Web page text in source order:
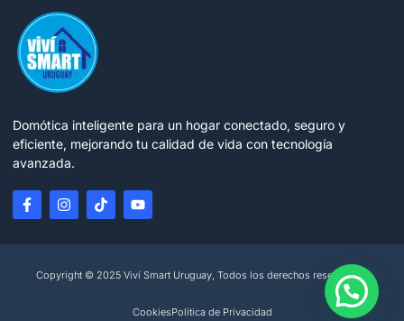
Domótica inteligente para un hogar conectado, seguro y
eficiente, mejorando tu calidad de vida con tecnología
avanzada.
Copyright © 2025 Viví Smart Uruguay, Todos los derechos reservados.
CookiesPolítica de Privacidad